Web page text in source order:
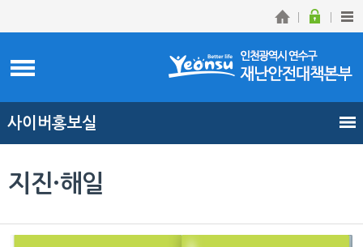
사이버홍보실
지진·해일